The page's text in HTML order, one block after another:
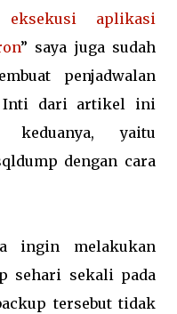
eksekusi aplikasi
” saya juga sudah
penjadwalan
Inti dari artikel ini
keduanya, yaitu
dengan cara
ingin melakukan
sehari sekali pada
tersebut tidak